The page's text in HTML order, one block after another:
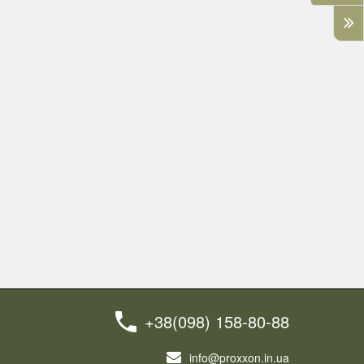
+38(098) 158-80-88
info@proxxon.in.ua